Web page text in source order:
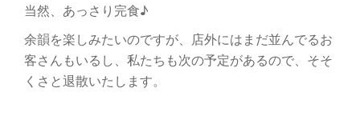
当然、あっさり完食♪
余韻を楽しみたいのですが、店外にはまだ並んでるお
客さんもいるし、私たちも次の予定があるので、そそ
くさと退散いたします。